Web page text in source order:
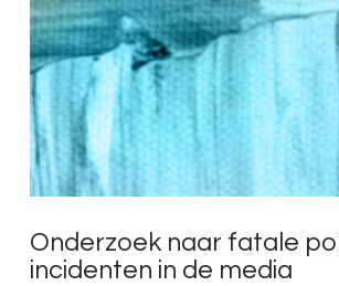
Onderzoek naar fatale
incidenten in de media